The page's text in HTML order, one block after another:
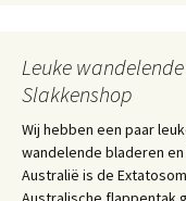
Leuke
Slakkenshop
Wij hebben een paar
wandelende bladeren
Australië is de